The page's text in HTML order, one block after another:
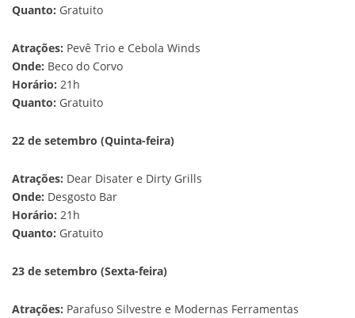
Quanto: Gratuito
Atrações: Pevê Trio e Cebola Winds
Onde: Beco do Corvo
Horário: 21h
Quanto: Gratuito
22 de setembro (Quinta-feira)
Atrações: Dear Disater e Dirty Grills
Onde: Desgosto Bar
Horário: 21h
Quanto: Gratuito
23 de setembro (Sexta-feira)
Atrações: Parafuso Silvestre e Modernas Ferramentas